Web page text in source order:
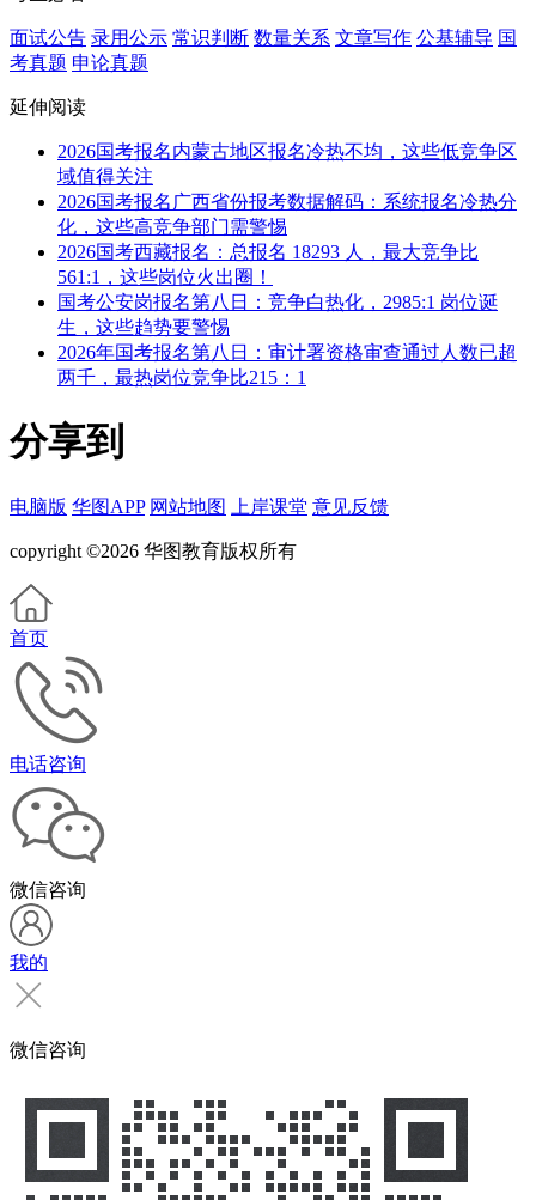
面试公告 录用公示 常识判断 数量关系 文章写作 公基辅导 国
考真题 申论真题
延伸阅读
2026国考报名内蒙古地区报名冷热不均，这些低竞争区
域值得关注
2026国考报名广西省份报考数据解码：系统报名冷热分
化，这些高竞争部门需警惕
2026国考西藏报名：总报名 18293 人，最大竞争比
561:1，这些岗位火出圈！
国考公安岗报名第八日：竞争白热化，2985:1 岗位诞
生，这些趋势要警惕
2026年国考报名第八日：审计署资格审查通过人数已超
两千，最热岗位竞争比215：1
分享到
电脑版 华图APP 网站地图 上岸课堂 意见反馈
copyright ©2026 华图教育版权所有
首页
电话咨询
微信咨询
我的
微信咨询